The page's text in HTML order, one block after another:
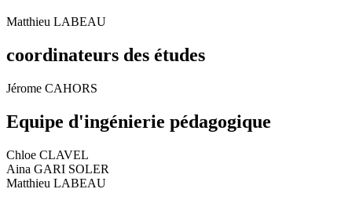
Matthieu LABEAU
coordinateurs des études
Jérome CAHORS
Equipe d'ingénierie pédagogique
Chloe CLAVEL
Aina GARI SOLER
Matthieu LABEAU